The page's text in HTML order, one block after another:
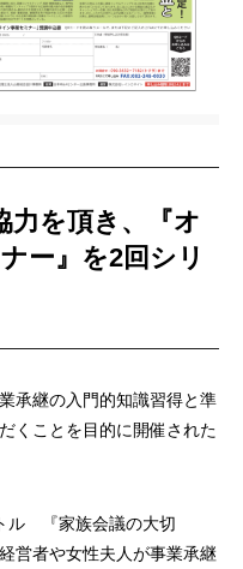
力を頂き、『オ
ー』を2回シリ
承継の入門的知識習得と準
くことを目的に開催された
ル 『家族会議の大切
営者や女性夫人が事業承継